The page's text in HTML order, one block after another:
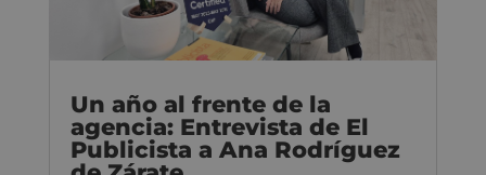
Un año al frente de la
agencia: Entrevista de El
Publicista a Ana Rodríguez